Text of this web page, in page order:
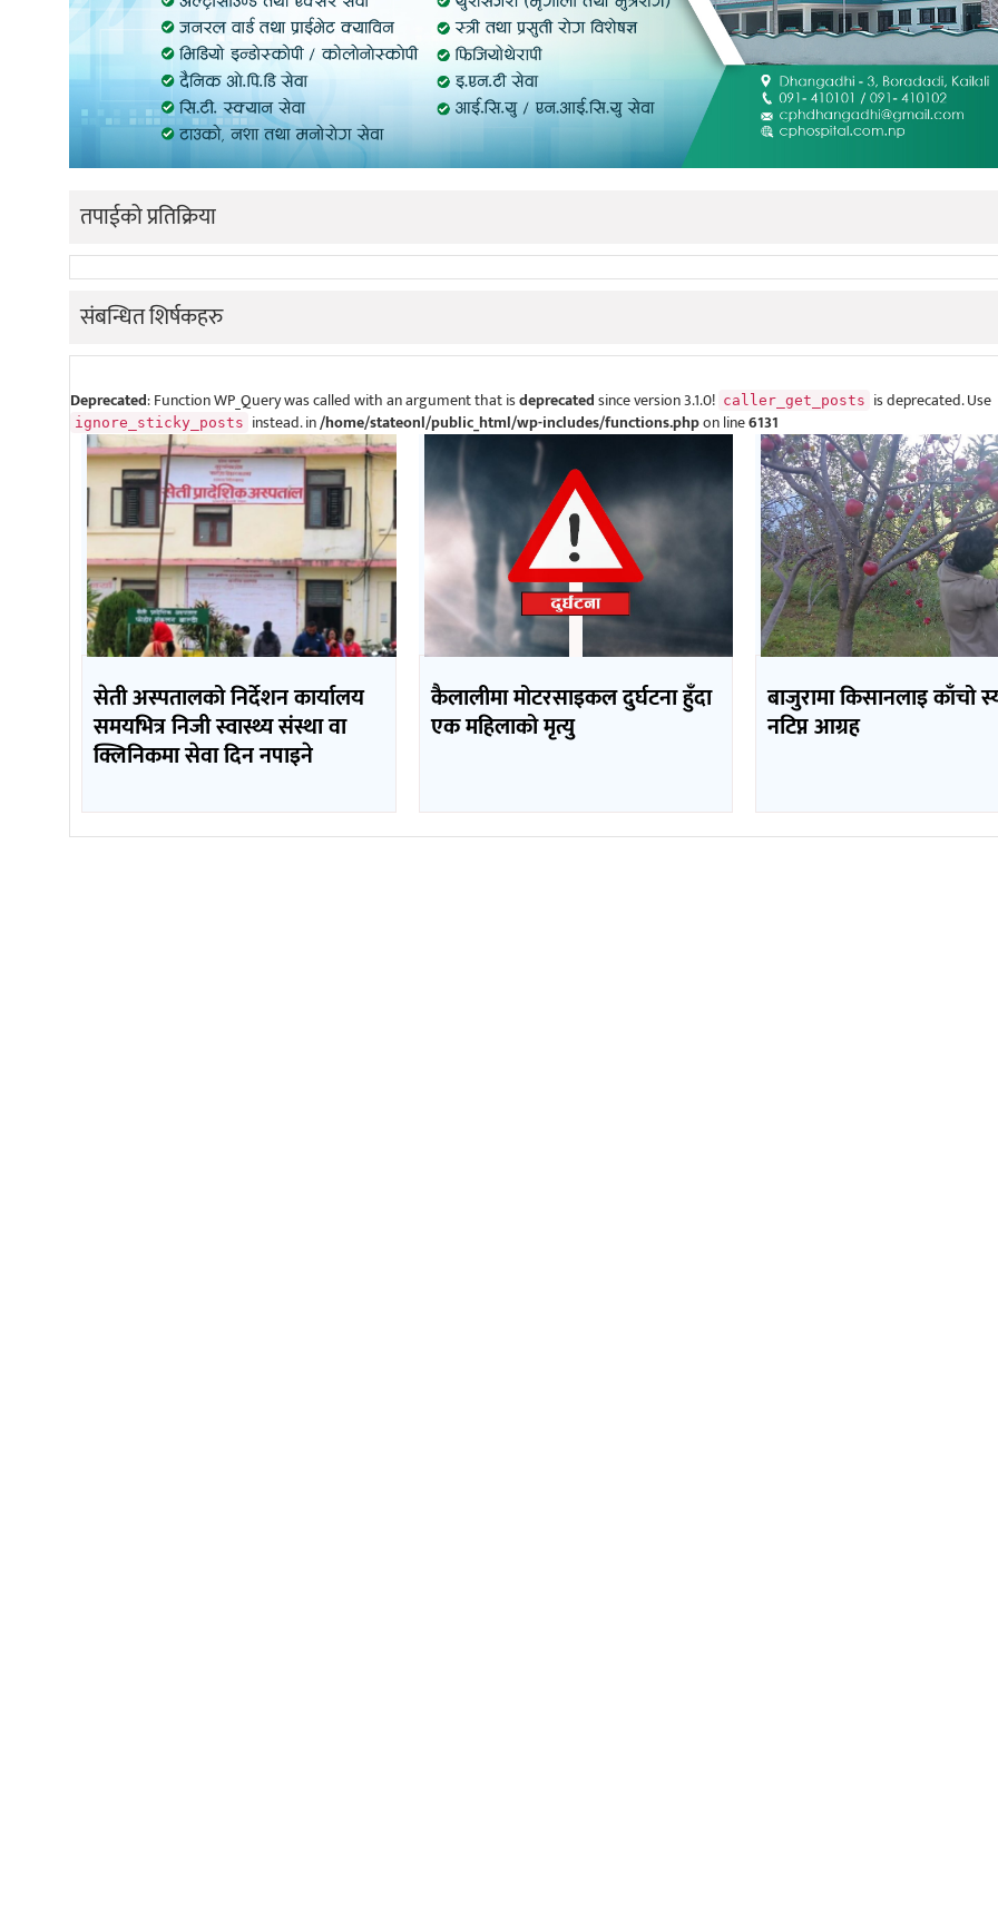
तपाईको प्रतिक्रिया
संबन्धित शिर्षकहरु
Deprecated: Function WP_Query was called with an argument that isdeprecatedsince version 3.1.0! caller_get_posts is deprecated. Use
ignore_sticky_posts instead. in/home/stateonl/public_html/wp-includes/functions.phpon line6131
सेती अस्पतालको निर्देशन कार्यालय
समयभित्र निजी स्वास्थ्य संस्था वा
क्लिनिकमा सेवा दिन नपाइने
कैलालीमा मोटरसाइकल दुर्घटना हुँदा
एक महिलाको मृत्यु
बाजुरामा किसानलाइ काँचो
नटिप्न आग्रह